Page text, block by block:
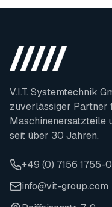
V.I.T. Systemtechnik
zuverlässiger Partner
Maschinenersatzteile
seit über 30 Jahren.
+49 (0) 7156 1755-0
info@vit-group.com